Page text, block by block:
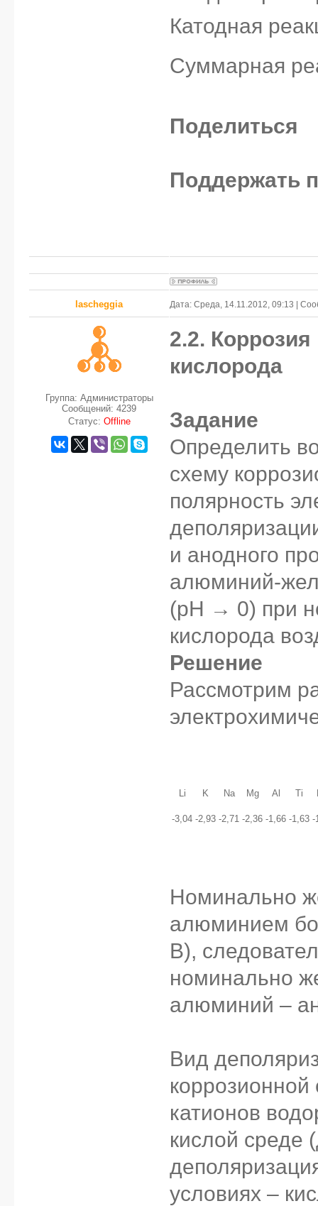
Катодная
Суммарная
Поделиться
Поддержать
lascheggia Дата: Среда, 14.11.2012, 09:13 |
Группа: Администраторы
Сообщений: 4239
Статус: Offline
2.2.
кислорода
Задание
Определить
схему
полярность
и анодного
алюминий-
(pH → 0) при
кислорода
Решение
Рассмотрим
Li
-3,04
K
-2,93
Na
-2,71
Mg
-2,36
Al
-1,66
Ti
-1,63 -
Номинально
алюминием
В),
номинально
алюминий –
Вид
катионов
кислой среде
условиях –